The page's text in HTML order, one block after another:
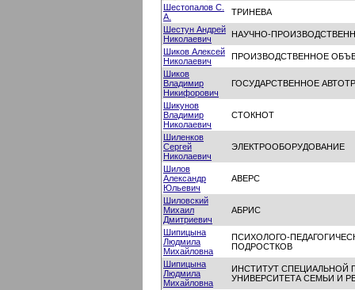
Шестопалов С.
А.
ТРИНЕВА
Шестун Андрей
Николаевич
НАУЧНО-
Шиков Алексей
Николаевич
ПРОИЗВОДСТВЕННОЕ
Шиков
Владимир
Никифорович
ГОСУДАРСТВЕННОЕ
Шикунов
Владимир
Николаевич
СТОКНОТ
Шиленков
Сергей
Николаевич
ЭЛЕКТРООБОРУДОВАНИЕ
Шилов
Александр
Юльевич
АВЕРС
Шиловский
Михаил
Дмитриевич
АБРИС
Шипицына
Людмила
Михайловна
ПСИХОЛОГО-
ПОДРОСТКОВ
Шипицына
Людмила
Михайловна
ИНСТИТУТ СПЕЦИАЛЬНОЙ
УНИВЕРСИТЕТА СЕМЬИ И